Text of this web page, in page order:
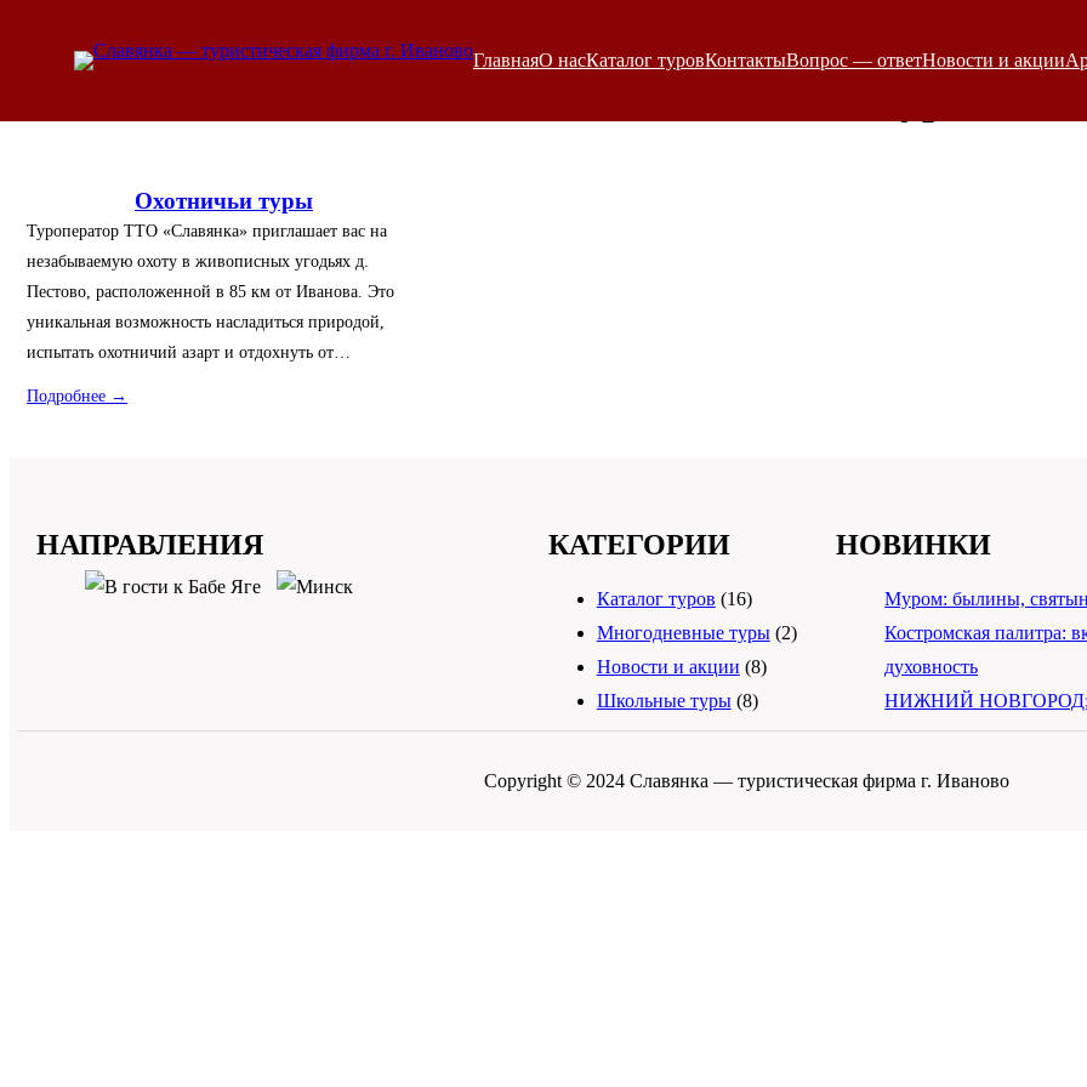
ГлавнаяО насКаталог туровКонтактыВопрос — ответНовости и акции
Охотничьи туры
Туроператор ТТО «Славянка» приглашает вас на
незабываемую охоту в живописных угодьях д.
Пестово, расположенной в 85 км от Иванова. Это
уникальная возможность насладиться природой,
испытать охотничий азарт и отдохнуть от…
Подробнее →
НАПРАВЛЕНИЯ КАТЕГОРИИ
Каталог туров (16)
Многодневные туры(2)
Новости и акции (8)
Школьные туры(8)
НОВИНКИ
Муром: былины,
Костромская палитра:
духовность
НИЖНИЙ НОВГОРОД:
Copyright © 2024 Славянка — туристическая фирма г. Иваново